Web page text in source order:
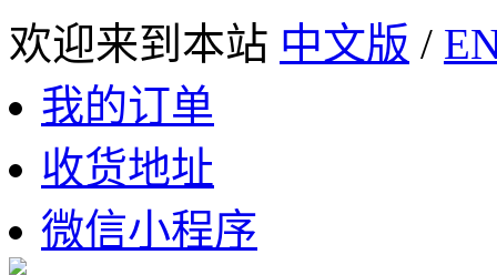
欢迎来到本站 中文版 /
我的订单
收货地址
微信小程序